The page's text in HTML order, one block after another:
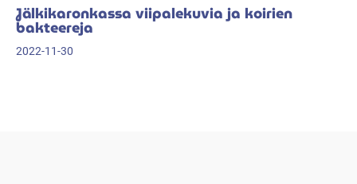
Jälkikaronkassa viipalekuvia ja koirien
bakteereja
2022-11-30